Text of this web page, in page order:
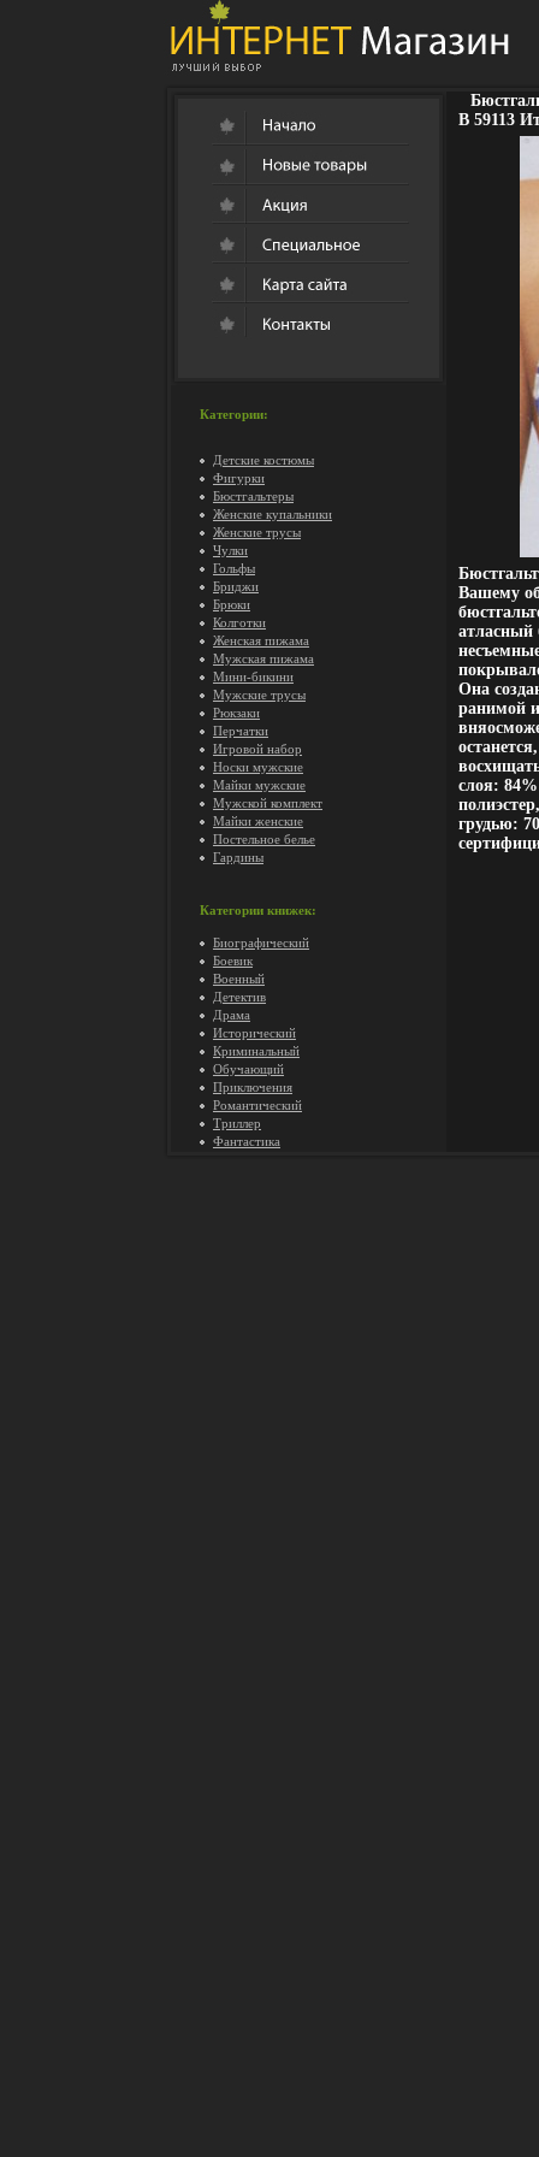
Категории:
Детские костюмы
Фигурки
Бюстгальтеры
Женские купальники
Женские трусы
Чулки
Гольфы
Бриджи
Брюки
Колготки
Женская пижама
Мужская пижама
Мини-бикини
Мужские трусы
Рюкзаки
Перчатки
Игровой набор
Носки мужские
Майки мужские
Мужской комплект
Майки женские
Постельное белье
Гардины
Категории книжек:
Биографический
Боевик
Военный
Детектив
Драма
Исторический
Криминальный
Обучающий
Приключения
Романтический
Триллер
Фантастика
В 59113
Вашему
атласный
Она
ранимой
слоя:
грудью: